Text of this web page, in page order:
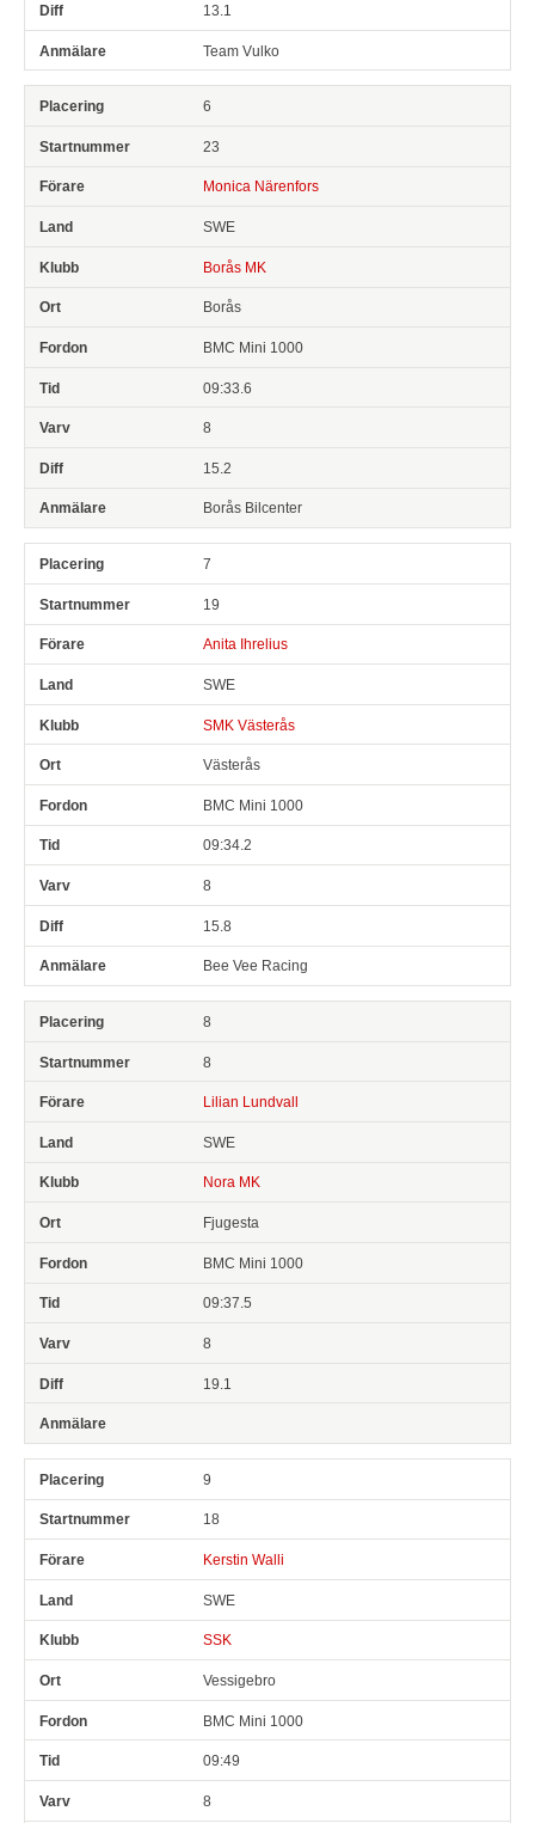
13.1
Team Vulko
6
23
Monica Närenfors
SWE
Borås MK
Borås
BMC Mini 1000
09:33.6
8
15.2
Borås Bilcenter
7
19
Anita Ihrelius
SWE
SMK Västerås
Västerås
BMC Mini 1000
09:34.2
8
15.8
Bee Vee Racing
8
8
Lilian Lundvall
SWE
Nora MK
Fjugesta
BMC Mini 1000
09:37.5
8
19.1
9
18
Kerstin Walli
SWE
SSK
Vessigebro
BMC Mini 1000
09:49
8